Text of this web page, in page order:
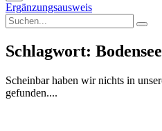
Ergänzungsausweis
Schlagwort: Bodensee
Scheinbar haben wir nichts in
gefunden....